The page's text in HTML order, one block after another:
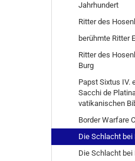
Jahrhundert
Ritter des
berühmte Ritter
Ritter des
Burg
Papst Sixtus IV.
Sacchi de
vatikanischen
Border Warfare
Die Schlacht bei
Die Schlacht